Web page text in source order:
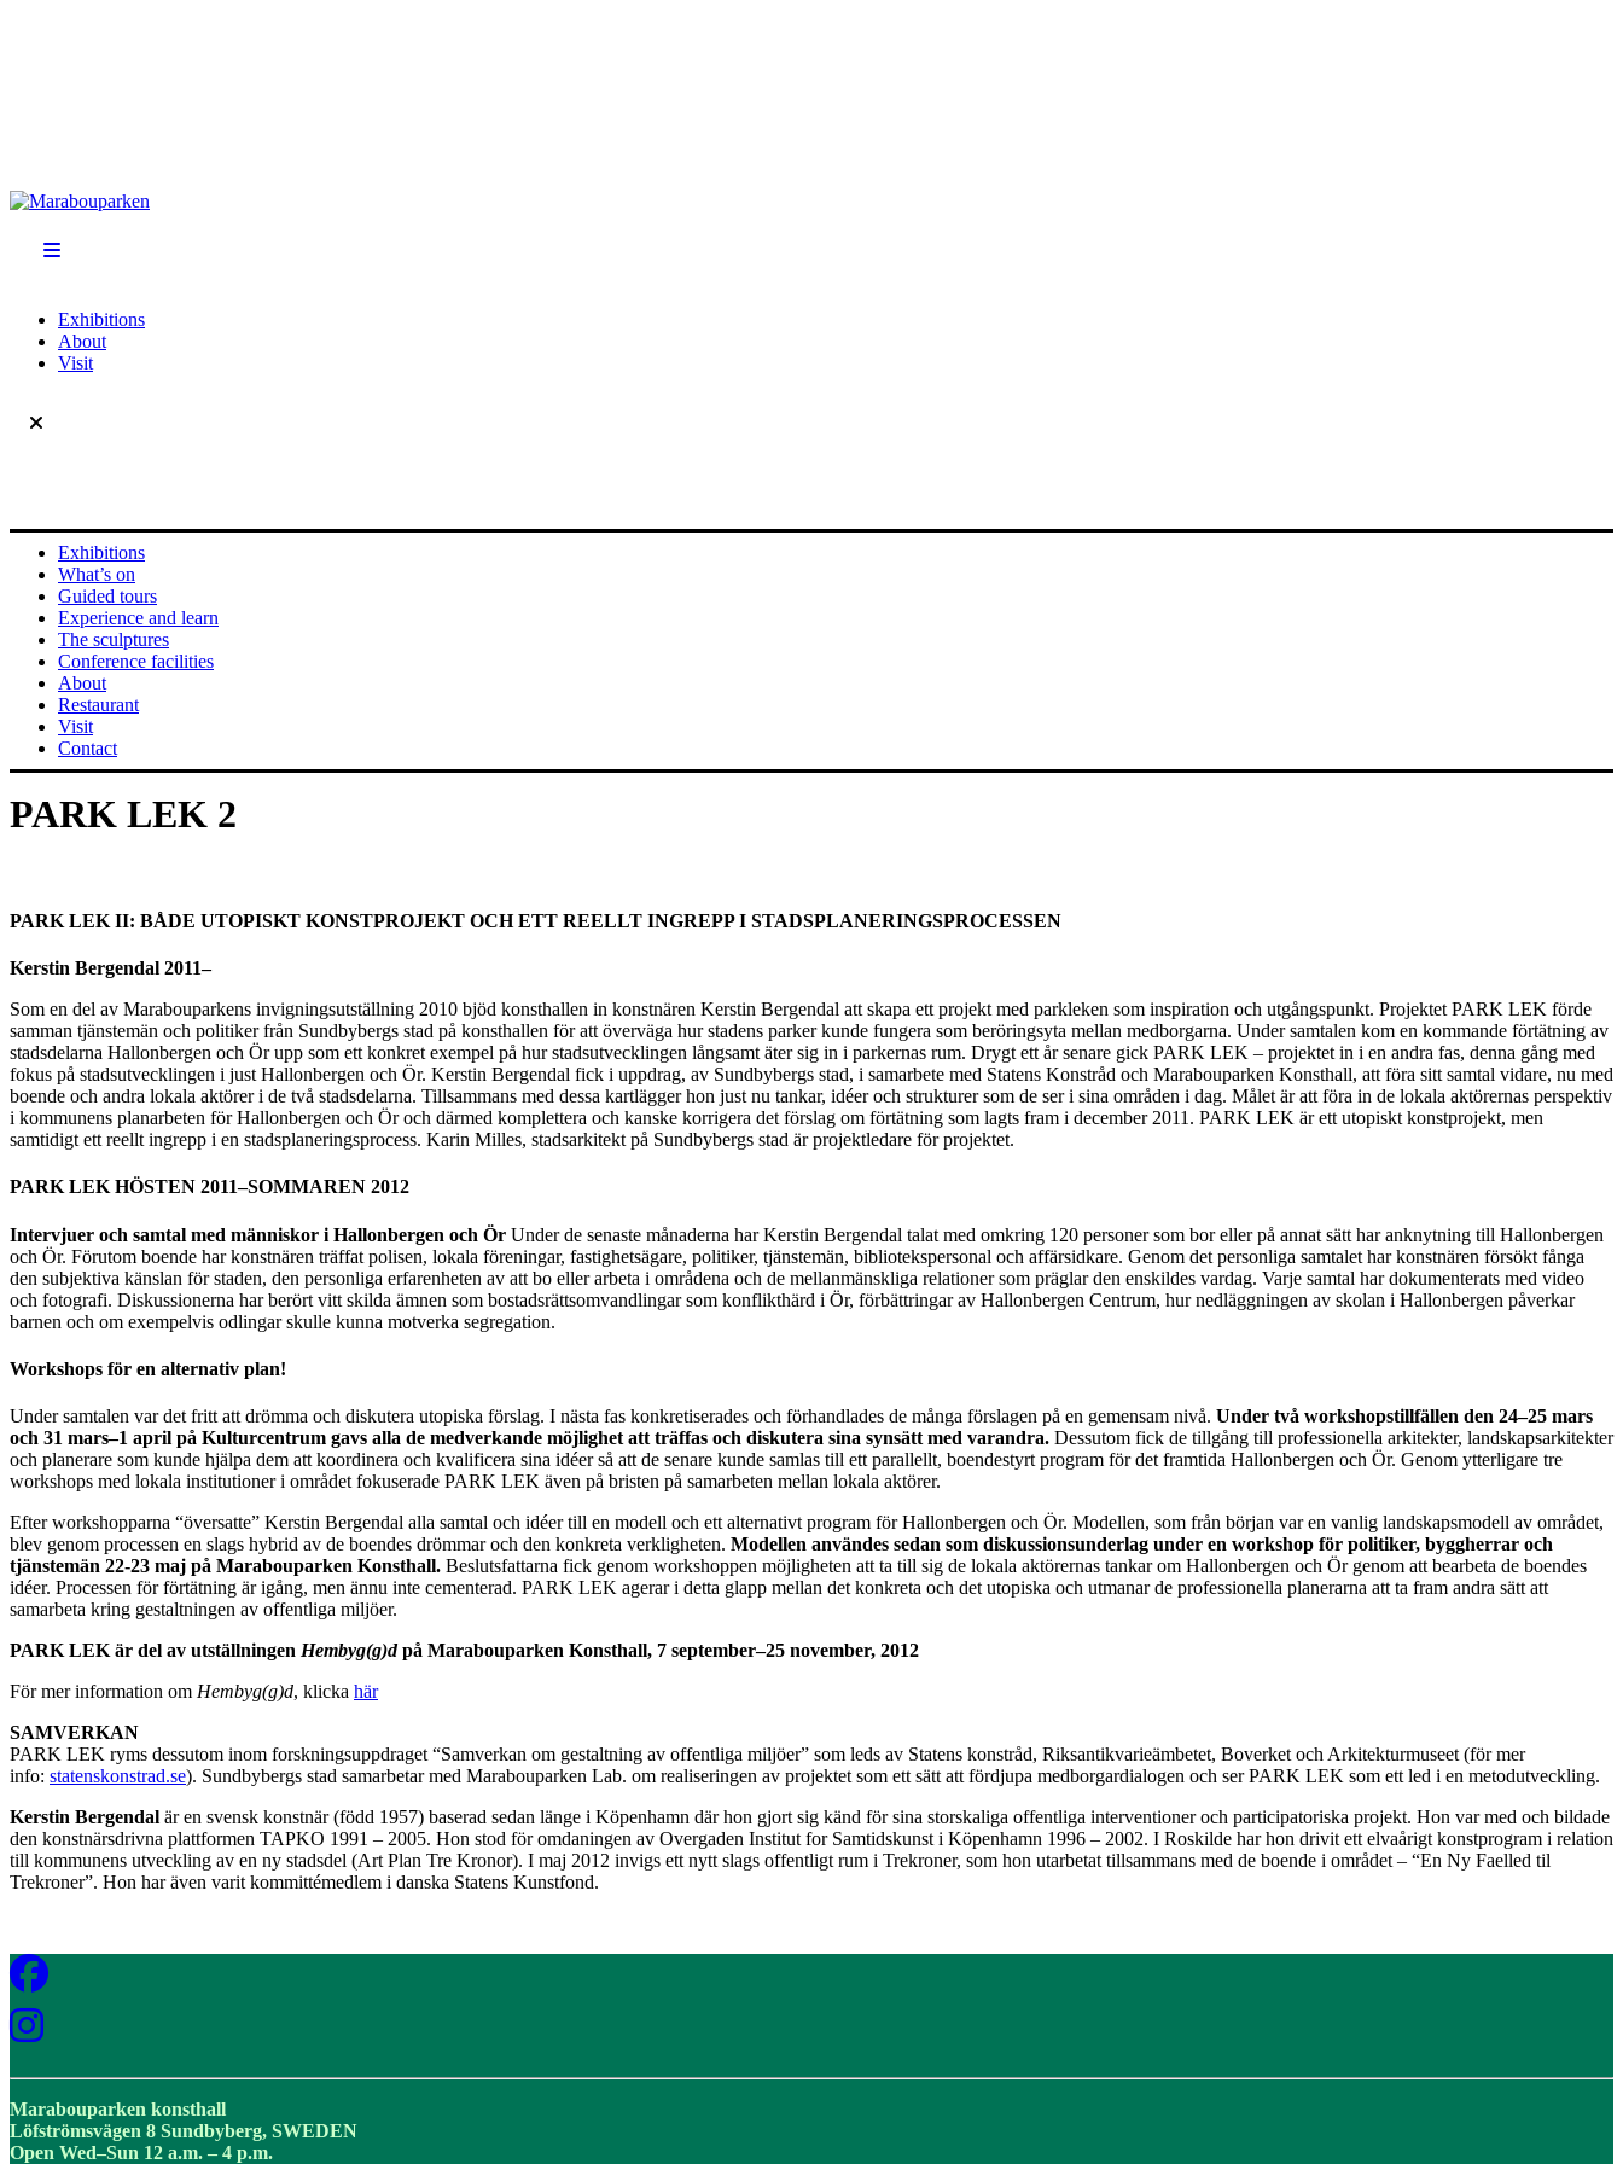
Exhibitions
About
Visit
Exhibitions
What’s on
Guided tours
Experience and learn
The sculptures
Conference facilities
About
Restaurant
Visit
Contact
PARK LEK 2
PARK LEK II: BÅDE UTOPISKT KONSTPROJEKT OCH ETT REELLT INGREPP I STADSPLANERINGSPROCESSEN
Kerstin Bergendal 2011–
Som en del av Marabouparkens invigningsutställning 2010 bjöd konsthallen in konstnären Kerstin Bergendal att skapa ett projekt med parkleken som inspiration och utgångspunkt. Projektet PARK LEK förde
samman tjänstemän och politiker från Sundbybergs stad på konsthallen för att överväga hur stadens parker kunde fungera som beröringsyta mellan medborgarna. Under samtalen kom en kommande förtätning av
stadsdelarna Hallonbergen och Ör upp som ett konkret exempel på hur stadsutvecklingen långsamt äter sig in i parkernas rum. Drygt ett år senare gick PARK LEK – projektet in i en andra fas, denna gång med
fokus på stadsutvecklingen i just Hallonbergen och Ör. Kerstin Bergendal fick i uppdrag, av Sundbybergs stad, i samarbete med Statens Konstråd och Marabouparken Konsthall, att föra sitt samtal vidare, nu med
boende och andra lokala aktörer i de två stadsdelarna. Tillsammans med dessa kartlägger hon just nu tankar, idéer och strukturer som de ser i sina områden i dag. Målet är att föra in de lokala aktörernas perspektiv
i kommunens planarbeten för Hallonbergen och Ör och därmed komplettera och kanske korrigera det förslag om förtätning som lagts fram i december 2011. PARK LEK är ett utopiskt konstprojekt, men
samtidigt ett reellt ingrepp i en stadsplaneringsprocess. Karin Milles, stadsarkitekt på Sundbybergs stad är projektledare för projektet.
PARK LEK HÖSTEN 2011–SOMMAREN 2012
Intervjuer och samtal med människor i Hallonbergen och Ör Under de senaste månaderna har Kerstin Bergendal talat med omkring 120 personer som bor eller på annat sätt har anknytning till Hallonbergen
och Ör. Förutom boende har konstnären träffat polisen, lokala föreningar, fastighetsägare, politiker, tjänstemän, bibliotekspersonal och affärsidkare. Genom det personliga samtalet har konstnären försökt fånga
den subjektiva känslan för staden, den personliga erfarenheten av att bo eller arbeta i områdena och de mellanmänskliga relationer som präglar den enskildes vardag. Varje samtal har dokumenterats med video
och fotografi. Diskussionerna har berört vitt skilda ämnen som bostadsrättsomvandlingar som konflikthärd i Ör, förbättringar av Hallonbergen Centrum, hur nedläggningen av skolan i Hallonbergen påverkar
barnen och om exempelvis odlingar skulle kunna motverka segregation.
Workshops för en alternativ plan!
Under samtalen var det fritt att drömma och diskutera utopiska förslag. I nästa fas konkretiserades och förhandlades de många förslagen på en gemensam nivå. Under två workshopstillfällen den 24–25 mars
och 31 mars–1 april på Kulturcentrum gavs alla de medverkande möjlighet att träffas och diskutera sina synsätt med varandra. Dessutom fick de tillgång till professionella arkitekter, landskapsarkitekter
och planerare som kunde hjälpa dem att koordinera och kvalificera sina idéer så att de senare kunde samlas till ett parallellt, boendestyrt program för det framtida Hallonbergen och Ör. Genom ytterligare tre
workshops med lokala institutioner i området fokuserade PARK LEK även på bristen på samarbeten mellan lokala aktörer.
Efter workshopparna “översatte” Kerstin Bergendal alla samtal och idéer till en modell och ett alternativt program för Hallonbergen och Ör. Modellen, som från början var en vanlig landskapsmodell av området,
blev genom processen en slags hybrid av de boendes drömmar och den konkreta verkligheten. Modellen användes sedan som diskussionsunderlag under en workshop för politiker, byggherrar och
tjänstemän 22-23 maj på Marabouparken Konsthall. Beslutsfattarna fick genom workshoppen möjligheten att ta till sig de lokala aktörernas tankar om Hallonbergen och Ör genom att bearbeta de boendes
idéer. Processen för förtätning är igång, men ännu inte cementerad. PARK LEK agerar i detta glapp mellan det konkreta och det utopiska och utmanar de professionella planerarna att ta fram andra sätt att
samarbeta kring gestaltningen av offentliga miljöer.
PARK LEK är del av utställningen Hembyg(g)dpå Marabouparken Konsthall, 7 september–25 november, 2012
För mer information om Hembyg(g)d, klicka här
SAMVERKAN
PARK LEK ryms dessutom inom forskningsuppdraget “Samverkan om gestaltning av offentliga miljöer” som leds av Statens konstråd, Riksantikvarieämbetet, Boverket och Arkitekturmuseet (för mer
info: statenskonstrad.se). Sundbybergs stad samarbetar med Marabouparken Lab. om realiseringen av projektet som ett sätt att fördjupa medborgardialogen och ser PARK LEK som ett led i en metodutveckling.
Kerstin Bergendal är en svensk konstnär (född 1957) baserad sedan länge i Köpenhamn där hon gjort sig känd för sina storskaliga offentliga interventioner och participatoriska projekt. Hon var med och bildade
den konstnärsdrivna plattformen TAPKO 1991 – 2005. Hon stod för omdaningen av Overgaden Institut for Samtidskunst i Köpenhamn 1996 – 2002. I Roskilde har hon drivit ett elvaårigt konstprogram i relation
till kommunens utveckling av en ny stadsdel (Art Plan Tre Kronor). I maj 2012 invigs ett nytt slags offentligt rum i Trekroner, som hon utarbetat tillsammans med de boende i området – “En Ny Faelled til
Trekroner”. Hon har även varit kommittémedlem i danska Statens Kunstfond.
Marabouparken konsthall
Löfströmsvägen 8 Sundbyberg, SWEDEN
Open Wed–Sun 12 a.m. – 4 p.m.